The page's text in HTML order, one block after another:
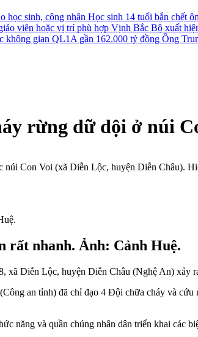
học sinh, công nhân Học sinh 14 tuổi bắn chết
viên hoặc vị trí phù hợp Vịnh Bắc Bộ xuất
không gian QL1A gần 162.000 tỷ đồng Ông
rừng dữ dội ở núi
Con Voi (xã Diễn Lộc, huyện Diễn Châu).
rất nhanh. Ảnh: Cảnh Huệ.
Diễn Lộc, huyện Diễn Châu (Nghệ An) xảy
an tỉnh) đã chỉ đạo 4 Đội chữa cháy và
năng và quần chúng nhân dân triển khai các